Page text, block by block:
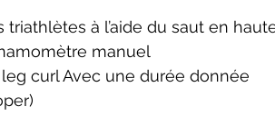
à l’aide du saut en
manuel
curl Avec une durée donnée